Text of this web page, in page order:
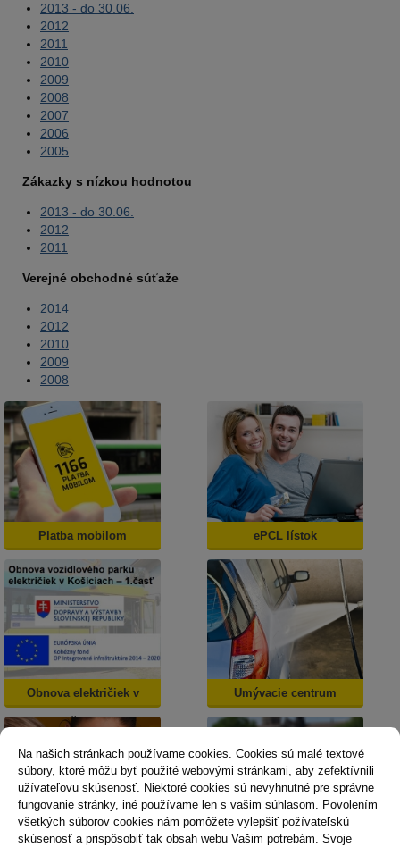
Na našich stránkach používame cookies. Cookies sú malé textové
súbory, ktoré môžu byť použité webovými stránkami, aby zefektívnili
užívateľovu skúsenosť. Niektoré cookies sú nevyhnutné pre správne
fungovanie stránky, iné používame len s vašim súhlasom. Povolením
všetkých súborov cookies nám pomôžete vylepšiť požívateľskú
skúsenosť a prispôsobiť tak obsah webu Vašim potrebám. Svoje
2013 - do 30.06.
2012
2011
2010
2009
2008
2007
2006
2005
Zákazky s nízkou hodnotou
2013 - do 30.06.
2012
2011
Verejné obchodné súťaže
2014
2012
2010
2009
2008
Platba mobilom ePCL lístok
Obnova električiek v
Košiciach
Umývacie centrum